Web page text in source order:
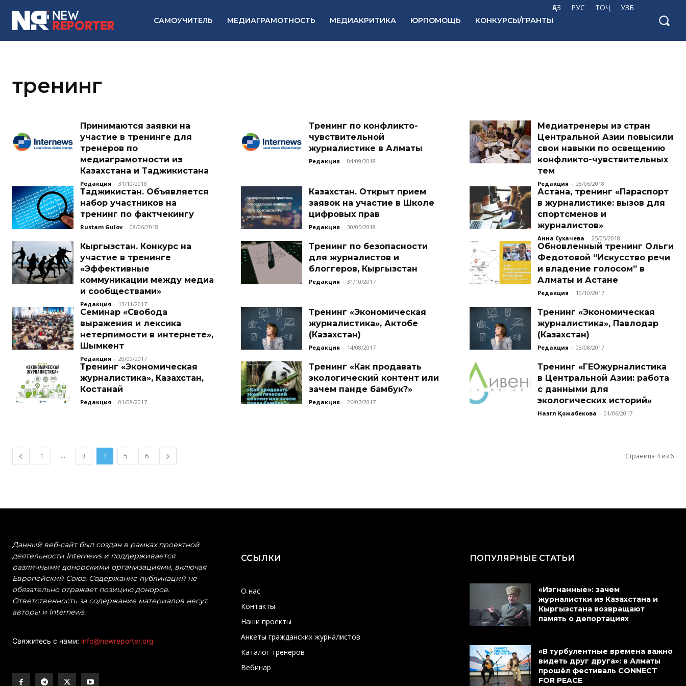
ҚАЗ РУС ТОҶ УЗБ
САМОУЧИТЕЛЬ МЕДИАГРАМОТНОСТЬ МЕДИАКРИТИКА ЮРПОМОЩЬ КОНКУРСЫ/ГРАНТЫ
тренинг
Принимаются заявки на
участие в тренинге для
тренеров по
медиаграмотности из
Казахстана и Таджикистана
Редакция - 31/10/2018
Тренинг по конфликто-
чувствительной
журналистике в Алматы
Редакция - 04/09/2018
Медиатренеры из стран
Центральной Азии повысили
свои навыки по освещению
конфликто-чувствительных
тем
Редакция - 28/06/2018
Таджикистан. Объявляется
набор участников на
тренинг по фактчекингу
Rustam Gulov - 08/06/2018
Казахстан. Открыт прием
заявок на участие в Школе
цифровых прав
Редакция - 30/05/2018
Астана, тренинг «Параспорт
в журналистике: вызов для
спортсменов и
журналистов»
Анна Сухачева - 25/05/2018
Кыргызстан. Конкурс на
участие в тренинге
«Эффективные
коммуникации между медиа
и сообществами»
Редакция - 13/11/2017
Тренинг по безопасности
для журналистов и
блоггеров, Кыргызстан
Редакция - 31/10/2017
Обновленный тренинг Ольги
Федотовой “Искусство речи
и владение голосом” в
Алматы и Астане
Редакция - 10/10/2017
Семинар «Свобода
выражения и лексика
нетерпимости в интернете»,
Шымкент
Редакция - 20/09/2017
Тренинг «Экономическая
журналистика», Актобе
(Казахстан)
Редакция - 14/08/2017
Тренинг «Экономическая
журналистика», Павлодар
(Казахстан)
Редакция - 03/08/2017
Тренинг «Экономическая
журналистика», Казахстан,
Костанай
Редакция - 01/08/2017
Тренинг «Как продавать
экологический контент или
зачем панде бамбук?»
Редакция - 26/07/2017
Тренинг «ГЕОжурналистика
в Центральной Азии: работа
с данными для
экологических историй»
Назгүл Қожабекова - 01/06/2017
1 ... 3 4 5 6 Страница 4 из 6
Данный веб-сайт был создан в рамках проектной
деятельности Internews и поддерживается
различными донорскими организациями, включая
Европейский Союз. Содержание публикаций не
обязательно отражает позицию доноров.
Ответственность за содержание материалов несут
авторы и Internews.
Свяжитесь с нами: info@newreporter.org
ССЫЛКИ
О нас
Контакты
Наши проекты
Анкеты гражданских журналистов
Каталог тренеров
Вебинар
ПОПУЛЯРНЫЕ СТАТЬИ
«Изгнанные»: зачем
журналистки из Казахстана и
Кыргызстана возвращают
память о депортациях
«В турбулентные времена важно
видеть друг друга»: в Алматы
прошёл фестиваль CONNECT
FOR PEACE